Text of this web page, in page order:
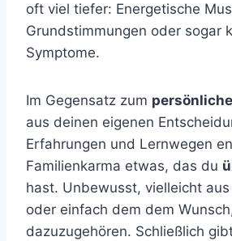
oft viel tiefer: Energetische
Grundstimmungen oder sogar
Symptome.
Im Gegensatz zum
aus deinen eigenen
Erfahrungen und Lernwegen
Familienkarma etwas, das du
hast. Unbewusst, vielleicht
oder einfach dem dem
dazuzugehören. Schließlich